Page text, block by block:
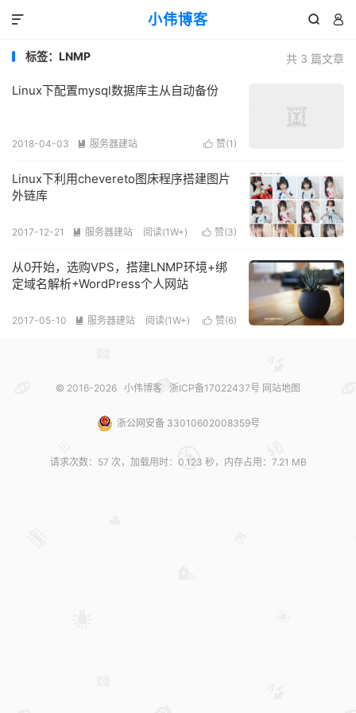
小伟博客  

共 3 篇文章
标签：LNMP
Linux下配置mysql数据库主从自动备份
 赞(1 )
2018-04-03  服务器建站
Linux下利用chevereto图床程序搭建图片
外链库
 赞(3)
2017-12-21  服务器建站 阅读(1W+)
从0开始，选购VPS，搭建LNMP环境+绑
定域名解析+WordPress个人网站
 赞(6)
2017-05-10  服务器建站 阅读(1W+)
© 2016-2026 小伟博客 浙ICP备17022437号 网站地图
浙公网安备 33010602008359号
请求次数：57 次，加载用时：0.123 秒，内存占用：7.21 MB